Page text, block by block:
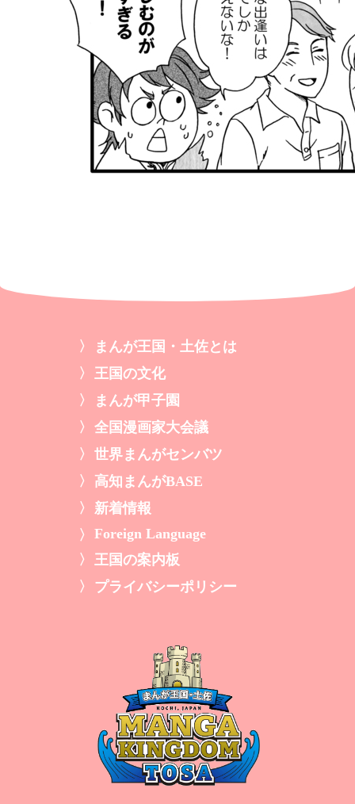
まんが王国・土佐とは
王国の文化
まんが甲子園
全国漫画家大会議
世界まんがセンバツ
高知まんがBASE
新着情報
Foreign Language
王国の案内板
プライバシーポリシー